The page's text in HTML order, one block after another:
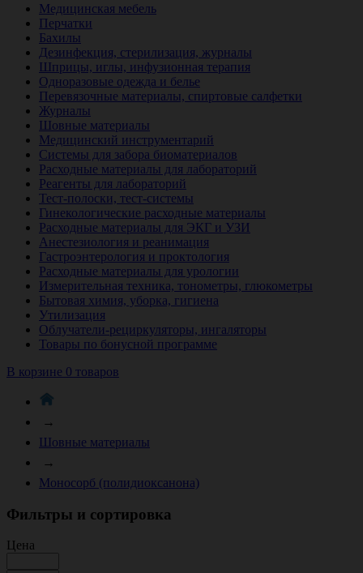
Медицинская мебель
Перчатки
Бахилы
Дезинфекция, стерилизация, журналы
Шприцы, иглы, инфузионная терапия
Одноразовые одежда и белье
Перевязочные материалы, спиртовые салфетки
Журналы
Шовные материалы
Медицинский инструментарий
Системы для забора биоматериалов
Расходные материалы для лабораторий
Реагенты для лабораторий
Тест-полоски, тест-системы
Гинекологические расходные материалы
Расходные материалы для ЭКГ и УЗИ
Анестезиология и реанимация
Гастроэнтерология и проктология
Расходные материалы для урологии
Измерительная техника, тонометры, глюкометры
Бытовая химия, уборка, гигиена
Утилизация
Облучатели-рециркуляторы, ингаляторы
Товары по бонусной программе
В корзине 0 товаров
→
Шовные материалы
→
Моносорб (полидиоксанона)
Фильтры и сортировка
Цена